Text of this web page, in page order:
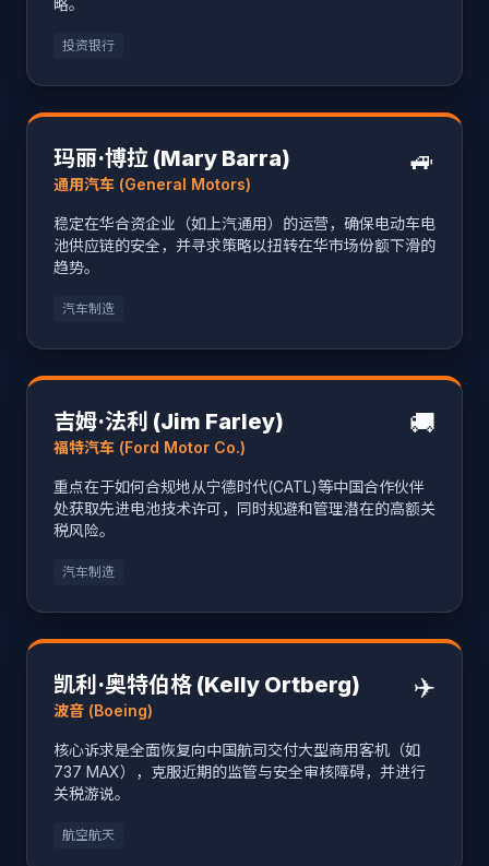
略。
投资银行
玛丽·博拉 (Mary Barra)
通用汽车 (General Motors)
🚙
稳定在华合资企业（如上汽通用）的运营，确保电动车电
池供应链的安全，并寻求策略以扭转在华市场份额下滑的
趋势。
汽车制造
吉姆·法利 (Jim Farley)
福特汽车 (Ford Motor Co.)
🚚
重点在于如何合规地从宁德时代(CATL)等中国合作伙伴
处获取先进电池技术许可，同时规避和管理潜在的高额关
税风险。
汽车制造
凯利·奥特伯格 (Kelly Ortberg)
波音 (Boeing)
✈️
核心诉求是全面恢复向中国航司交付大型商用客机（如
737 MAX），克服近期的监管与安全审核障碍，并进行
关税游说。
航空航天